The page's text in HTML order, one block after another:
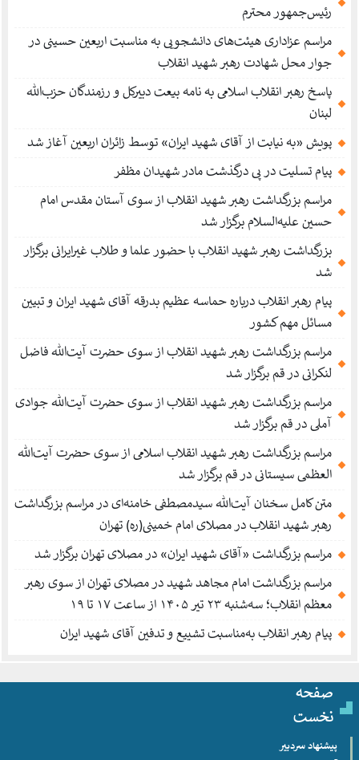
رئیس‌جمهور محترم
مراسم عزاداری هیئت‌های دانشجویی به مناسبت اربعین حسینی در
جوار محل شهادت رهبر شهید انقلاب
پاسخ رهبر انقلاب اسلامی به نامه بیعت دبیرکل و رزمندگان حزب‌الله
لبنان
پویش «به نیابت از آقای شهید ایران» توسط زائران اربعین آغاز شد
پیام تسلیت در پی درگذشت مادر شهیدان مظفر
مراسم بزرگداشت رهبر شهید انقلاب از سوی آستان مقدس امام
حسین علیه‌السلام برگزار شد
بزرگداشت رهبر شهید انقلاب با حضور علما و طلاب غیر‌‌‌ایرانی برگزار
شد
پیام رهبر انقلاب درباره حماسه عظیم بدرقه آقای شهید ایران و تبیین
مسائل مهم کشور
مراسم بزرگداشت رهبر شهید انقلاب از سوی حضرت آیت‌الله فاضل
لنکرانی در قم برگزار شد
مراسم بزرگداشت رهبر شهید انقلاب از سوی حضرت آیت‌الله جوادی
آملی در قم برگزار شد
مراسم بزرگداشت رهبر شهید انقلاب اسلامی از سوی حضرت آیت‌الله
العظمی سیستانی در قم برگزار شد
متن کامل سخنان آیت‌الله سیدمصطفی خامنه‌ای در مراسم بزرگداشت
رهبر شهید انقلاب در مصلای امام خمینی(ره) تهران
مراسم بزرگداشت «آقای شهید ایران» در مصلای تهران برگزار شد
مراسم بزرگداشت امام مجاهد شهید در مصلای تهران از سوی رهبر
معظم انقلاب؛ سه‌شنبه ۲۳ تیر ۱۴۰۵ از ساعت ۱۷ تا ۱۹
پیام رهبر انقلاب به‌مناسبت تشییع و تدفین آقای شهید ایران
صفحه
نخست
پیشنهاد سردبیر